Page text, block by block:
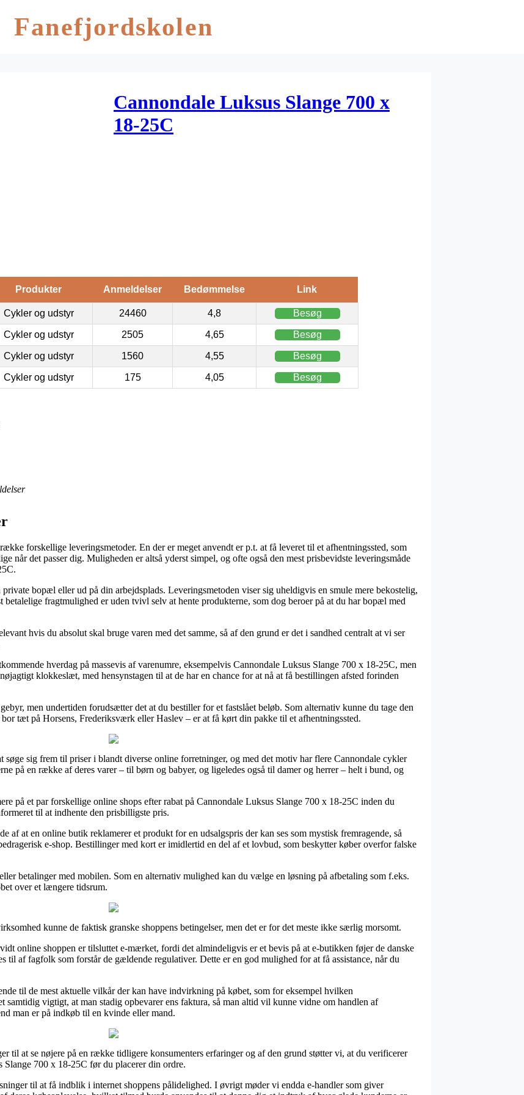
Fanefjordskolen
Cannondale Luksus Slange 700 x
18-25C
Produkter Anmeldelser Bedømmelse Link
Cykler og udstyr 24460 4,8 Besøg
Cykler og udstyr 2505 4,65 Besøg
Cykler og udstyr 1560 4,55 Besøg
Cykler og udstyr 175 4,05 Besøg
forskellige leveringsmetoder. En der er meget anvendt er p.t. at få leveret til et afhentningssted, som
når det passer dig. Muligheden er altså yderst simpel, og ofte også den mest prisbevidste leveringsmåde
bopæl eller ud på din arbejdsplads. Leveringsmetoden viser sig uheldigvis en smule mere bekostelig,
fragtmulighed er uden tvivl selv at hente produkterne, som dog beroer på at du har bopæl med
hvis du absolut skal bruge varen med det samme, så af den grund er det i sandhed centralt at vi ser
hverdag på massevis af varenumre, eksempelvis Cannondale Luksus Slange 700 x 18-25C, men
klokkeslæt, med hensynstagen til at de har en chance for at nå at få bestillingen afsted forinden
men undertiden forudsætter det at du bestiller for et fastslået beløb. Som alternativ kunne du tage den
tæt på Horsens, Frederiksværk eller Haslev – er at få kørt din pakke til et afhentningssted.
sig frem til priser i blandt diverse online forretninger, og med det motiv har flere Cannondale cykler
på en række af deres varer – til børn og babyer, og ligeledes også til damer og herrer – helt i bund, og
på et par forskellige online shops efter rabat på Cannondale Luksus Slange 700 x 18-25C inden du
til at indhente den prisbilligste pris.
af at en online butik reklamerer et produkt for en udsalgspris der kan ses som mystisk fremragende, så
e-shop. Bestillinger med kort er imidlertid en del af et lovbud, som beskytter køber overfor falske
betalinger med mobilen. Som en alternativ mulighed kan du vælge en løsning på afbetaling som f.eks.
over et længere tidsrum.
kunne de faktisk granske shoppens betingelser, men det er for det meste ikke særlig morsomt.
online shoppen er tilsluttet e-mærket, fordi det almindeligvis er et bevis på at e-butikken føjer de danske
til af fagfolk som forstår de gældende regulativer. Dette er en god mulighed for at få assistance, når du
til de mest aktuelle vilkår der kan have indvirkning på købet, som for eksempel hvilken
vigtigt, at man stadig opbevarer ens faktura, så man altid vil kunne vidne om handlen af
man er på indkøb til en kvinde eller mand.
til at se nøjere på en række tidligere konsumenters erfaringer og af den grund støtter vi, at du verificerer
700 x 18-25C før du placerer din ordre.
til at få indblik i internet shoppens pålidelighed. I øvrigt møder vi endda e-handler som giver